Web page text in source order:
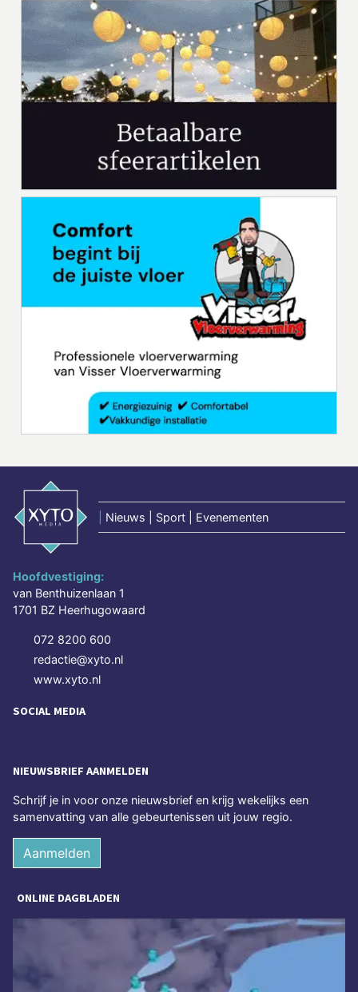
Nieuws | Sport | Evenementen
Hoofdvestiging:
van Benthuizenlaan 1
1701 BZ Heerhugowaard
072 8200 600
redactie@xyto.nl
www.xyto.nl
SOCIAL MEDIA
NIEUWSBRIEF AANMELDEN
Schrijf je in voor onze nieuwsbrief en krijg wekelijks een
samenvatting van alle gebeurtenissen uit jouw regio.
Aanmelden
ONLINE DAGBLADEN